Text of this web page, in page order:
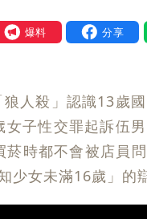
魔咒
翻臉→存證信逼遷
爆料
人殺」認識13歲
子性交罪起訴伍
時都不會被店員
女未滿16歲」的